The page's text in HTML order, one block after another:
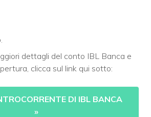
dettagli del conto IBL Banca e
clicca sul link qui sotto:
DI IBL BANCA
»